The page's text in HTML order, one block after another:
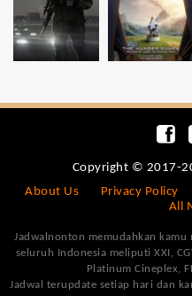
Copyright © 2017-
About Us
Privacy Policy
All
Jadwalnonton memudahkan
seluruh Indonesia meliputi XXI,
Platinum Cineplex,
Jadwal terupdate setiap hari dan